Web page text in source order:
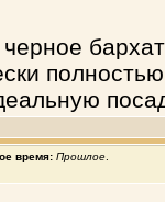
время: Прошлое.